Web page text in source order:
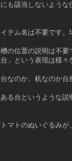
ないような位
は不要です。場
の説明は不要で
う表現は様々な
、机なのか台座
いうような説明
ぬいぐるみが、